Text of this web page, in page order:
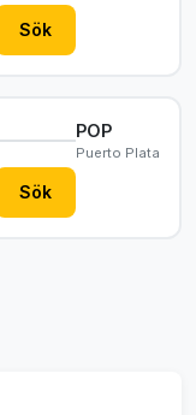
Sök
POP
Puerto Plata
Sök